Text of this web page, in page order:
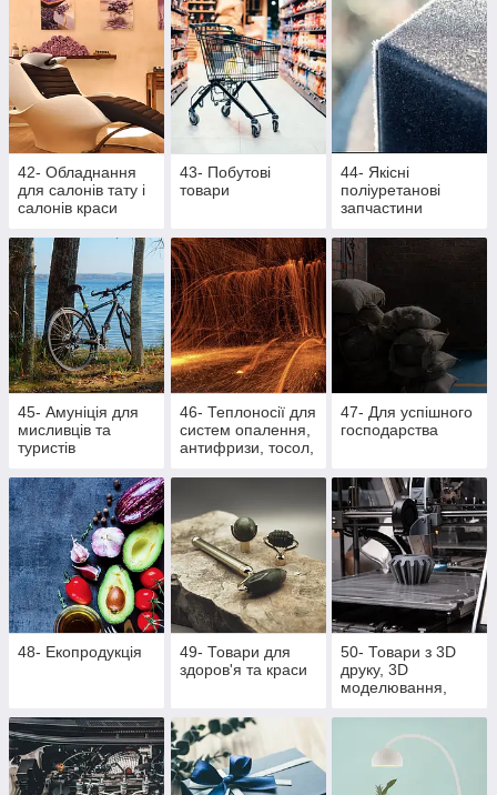
42- Обладнання
для салонів тату і
салонів краси
43- Побутові
товари
44- Якісні
поліуретанові
запчастини
45- Амуніція для
мисливців та
туристів
46- Теплоносії для
систем опалення,
антифризи, тосол,
багаття, активна
47- Для успішного
господарства
48- Екопродукція
49- Товари для
здоров'я та краси
50- Товари з 3D
друку, 3D
моделювання,
та литті під тиском